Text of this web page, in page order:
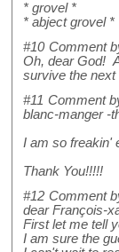
* grovel *
* abject grovel *
#10 Comment
Oh, dear God!
survive the next
#11 Comment
blanc-manger -
I am so freakin'
Thank You!!!!!
#12 Comment
dear François-
First let me tell
I am sure the